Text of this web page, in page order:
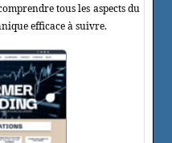
tous les aspects du
efficace à suivre.